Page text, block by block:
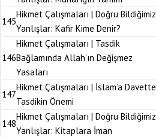
145
Hikmet Çalışmaları | Doğru Bildiğimiz
Yanlışlar: Kafir Kime Denir?
146
Hikmet Çalışmaları | Tasdik
Bağlamında Allah’ın Değişmez
Yasaları
147
Hikmet Çalışmaları | İslam’a Davette
Tasdikin Önemi
148
Hikmet Çalışmaları | Doğru Bildiğimiz
Yanlışlar: Kitaplara İman